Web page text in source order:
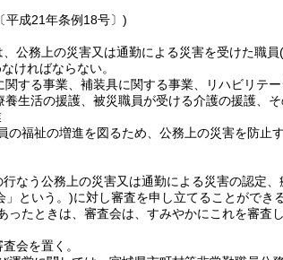
平成21年条例18号〕)
公務上の災害又は通勤による災害を受けた職員
ければならない。
関する事業、補装具に関する事業、リハビリテ
養生活の援護、被災職員が受ける介護の援護、
の福祉の増進を図るため、公務上の災害を防止
なう公務上の災害又は通勤による災害の認定
」という。)に対し審査を申し立てることができる
ったときは、審査会は、すみやかにこれを審査
会を置く。